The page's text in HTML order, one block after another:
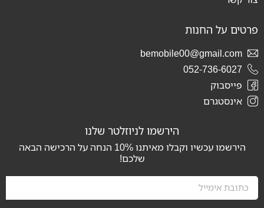
פרטים על החנות
bemobile00@gmail.com
052-736-6027
פייסבוק
אינסטגרם
הירשמו לניוזלטר שלנו
הירשמו עכשיו וקבלו מאיתנו10% הנחה על הרכישה הבאה
שלכם!